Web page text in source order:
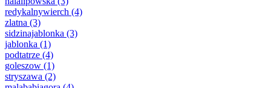
redykalnywierch (4)
zlatna (3)
sidzinajablonka (3)
jablonka (1)
podtatrze (4)
goleszow (1)
stryszawa (2)